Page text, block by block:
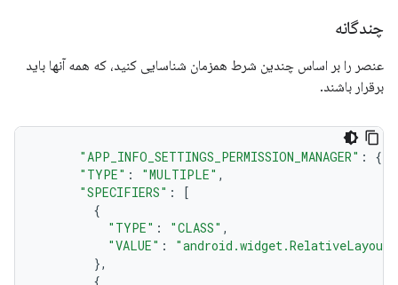
چندگانه
عنصر را بر اساس چندین شرط همزمان شناسایی کنید، که همه آنها باید
برقرار باشند.
"APP_INFO_SETTINGS_PERMISSION_MANAGER" :
{
"TYPE" : "MULTIPLE" ,
"SPECIFIERS" :
[
{
"TYPE" : "CLASS" ,
"VALUE" :
"android.widget.RelativeLayout"
},
{